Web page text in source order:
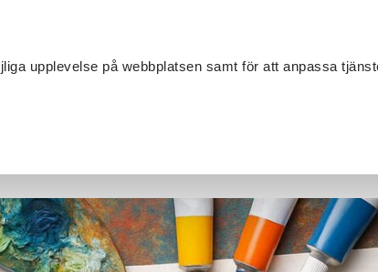
upplevelse på webbplatsen samt för att anpassa
EVENEMANG